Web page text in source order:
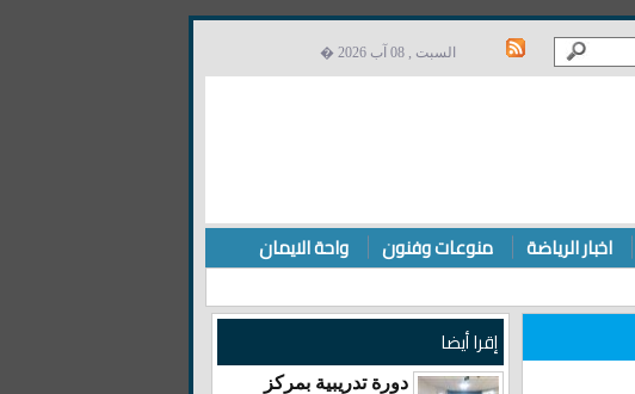
السبت , 08 آب 2026 �
اخبار الرياضة منوعات وفنون واحة الايمان
إقرا أيضا
دورة تدريبية بمركز